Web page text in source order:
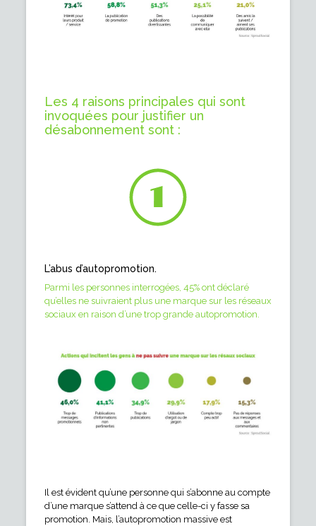
Les 4 raisons principales qui sont
invoquées pour justifier un
désabonnement sont :
L’abus d’autopromotion.
Parmi les personnes interrogées, 45% ont déclaré
qu’elles ne suivraient plus une marque sur les réseaux
sociaux en raison d’une trop grande autopromotion.
Il est évident qu’une personne qui s’abonne au compte
d’une marque s’attend à ce que celle-ci y fasse sa
promotion. Mais, l’autopromotion massive est